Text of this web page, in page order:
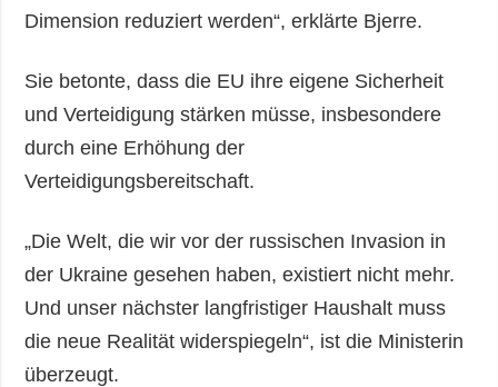
Dimension reduziert werden“, erklärte Bjerre.
Sie betonte, dass die EU ihre eigene Sicherheit
und Verteidigung stärken müsse, insbesondere
durch eine Erhöhung der
Verteidigungsbereitschaft.
„Die Welt, die wir vor der russischen Invasion in
der Ukraine gesehen haben, existiert nicht mehr.
Und unser nächster langfristiger Haushalt muss
die neue Realität widerspiegeln“, ist die Ministerin
überzeugt.